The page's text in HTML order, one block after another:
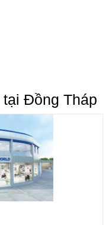
Đồng Tháp